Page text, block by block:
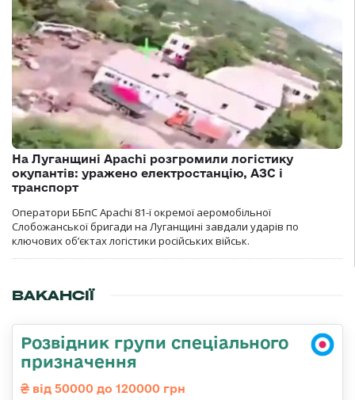
На Луганщині Apachi розгромили логістику
окупантів: уражено електростанцію, АЗС і
транспорт
Оператори ББпС Apachi 81-ї окремої аеромобільної
Слобожанської бригади на Луганщині завдали ударів по
ключових об’єктах логістики російських військ.
ВАКАНСІЇ
Розвідник групи спеціального
призначення
від 50000 до 120000 грн